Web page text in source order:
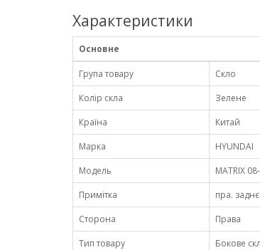
Характеристики
Основне
Група товару
Скло
Колір скла
Зелене
Країна
Китай
Марка
HYUNDAI
Модель
MATRIX
Примітка
пра.
Сторона
Права
Тип товару
Бокове